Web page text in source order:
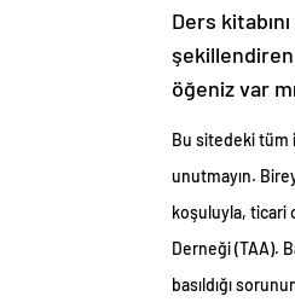
Ders
öğeniz var
Bu sitedeki tüm
unutmayın.
koşuluyla, ticari
Derneği (TAA).
basıldığı